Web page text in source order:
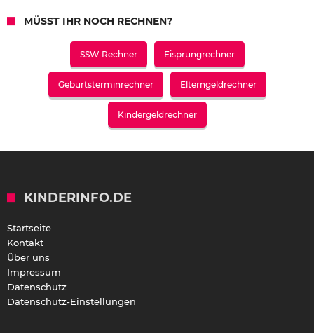
MÜSST IHR NOCH RECHNEN?
SSW Rechner Eisprungrechner
Geburtsterminrechner Elterngeldrechner
Kindergeldrechner
KINDERINFO.DE
Startseite
Kontakt
Über uns
Impressum
Datenschutz
Datenschutz-Einstellungen